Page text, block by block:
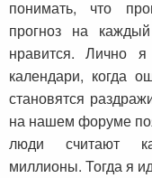
понимать, что
прогноз на
нравится. Лично я
календари, когда
становятся
на нашем форуме
люди считают
миллионы. Тогда я